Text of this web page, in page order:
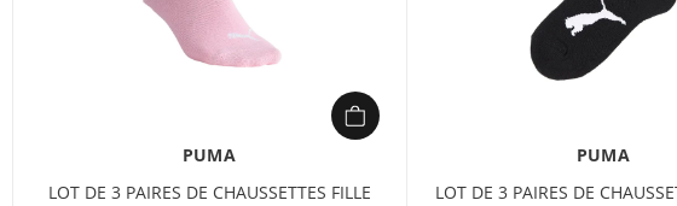
PUMA
LOT DE 3 PAIRES DE CHAUSSETTES FILLE
PUMA
LOT DE 3 PAIRES DE